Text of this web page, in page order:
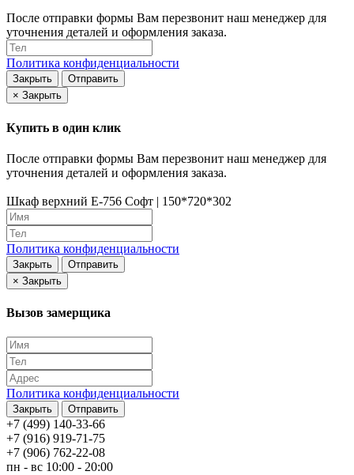
После отправки формы Вам перезвонит наш менеджер для
уточнения деталей и оформления заказа.
Политика конфиденциальности
Закрыть
Отправить
× Закрыть
Купить в один клик
После отправки формы Вам перезвонит наш менеджер для
уточнения деталей и оформления заказа.
Шкаф верхний Е-756 Софт | 150*720*302
Политика конфиденциальности
Закрыть
Отправить
× Закрыть
Вызов замерщика
Политика конфиденциальности
Закрыть Отправить
+7 (499) 140-33-66
+7 (916) 919-71-75
+7 (906) 762-22-08
пн - вс 10:00 - 20:00